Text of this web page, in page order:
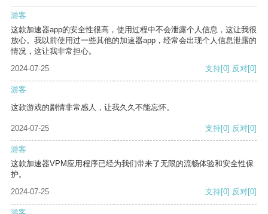
游客
这款加速器app的安全性很高，使用过程中不会泄露个人信息，这让我很
放心。我以前使用过一些其他的加速器app，经常会出现个人信息泄露的
情况，这让我非常担心。
2024-07-25
支持[0] 反对[0]
游客
这款游戏的剧情非常感人，让我久久不能忘怀。
2024-07-25 支持[0] 反对[0]
游客
这款加速器VPM应用程序已经为我们带来了无限的流畅体验和安全性保
护。
2024-07-25
支持[0] 反对[0]